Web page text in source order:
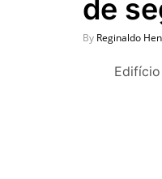
de
By Reginaldo